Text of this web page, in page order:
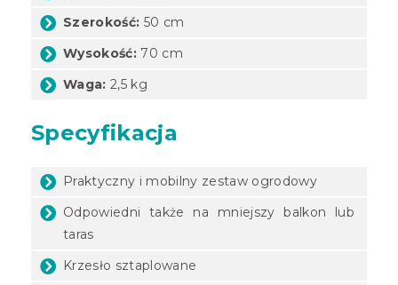
Szerokość: 50 cm
Wysokość: 70 cm
Waga: 2,5 kg
Specyfikacja
Praktyczny i mobilny zestaw ogrodowy
Odpowiedni także na mniejszy balkon lub
taras
Krzesło sztaplowane